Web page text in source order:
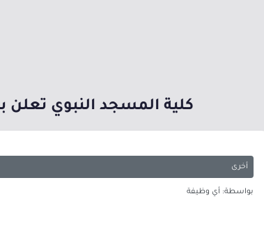
كلية المسجد النبوي تعلن
أخرى
بواسطة: أي وظيفة